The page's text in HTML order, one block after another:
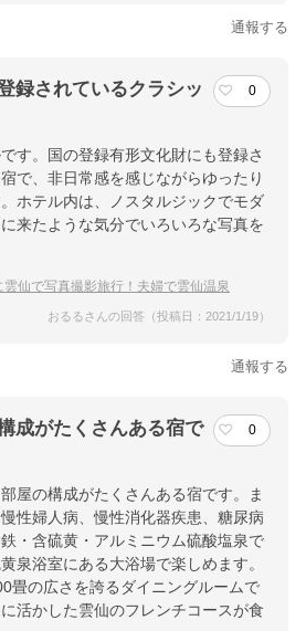
通報する
録されているクラシッ
0
す。国の登録有形文化財にも登録さ
で、非日常感を感じながらゆったり
ホテル内は、ノスタルジックでモダ
来たような気分でいろいろな写真を
雲仙で写真撮影旅行！夫婦で雲仙温泉
おるるさんの回答（投稿日：2021/1/19）
通報する
成がたくさんある宿で
0
屋の構成がたくさんある宿です。ま
性婦人病、慢性消化器疾患、糖尿病
・含硫黄・アルミニウム硫酸塩泉で
泉浴室にある大浴場で楽しめます。
畳の広さを誇るダイニングルームで
活かした雲仙のフレンチコースが食